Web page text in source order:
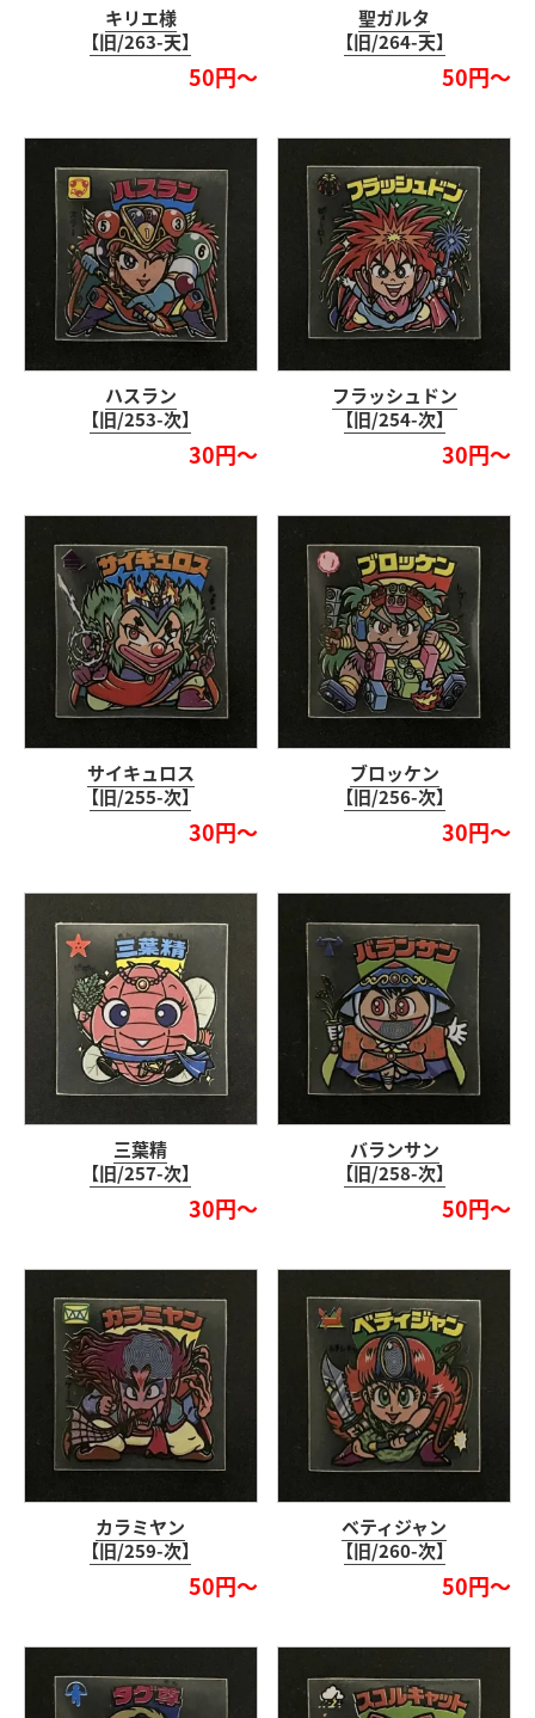
キリエ様
【旧/263-天】
50円～
聖ガルタ
【旧/264-天】
50円～
ハスラン
【旧/253-次】
30円～
フラッシュドン
【旧/254-次】
30円～
サイキュロス
【旧/255-次】
30円～
ブロッケン
【旧/256-次】
30円～
三葉精
【旧/257-次】
30円～
バランサン
【旧/258-次】
50円～
カラミヤン
【旧/259-次】
50円～
ベティジャン
【旧/260-次】
50円～